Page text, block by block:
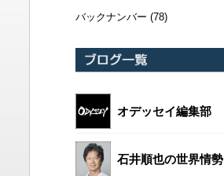
バックナンバー (78)
オデッセイ編集部
石井順也の世界情